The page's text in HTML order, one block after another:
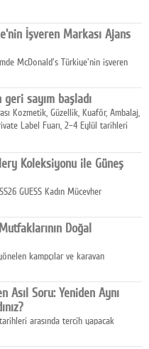
taşıyan satın alma hamlesini
İşveren Markası Ajans
McDonald's Türkiye'nin işveren
sayım başladı
Kozmetik, Güzellik, Kuaför, Ambalaj,
Label Fuarı, 2–4 Eylül tarihleri
Koleksiyonu ile Güneş
GUESS Kadın Mücevher
Doğal
kampçılar ve karavan
duyarlı bitkisel içerikli ürünleri tercih
Asıl Soru: Yeniden Aynı
arasında tercih yapacak